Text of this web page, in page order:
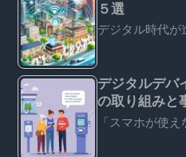
５選
デジタル時代
デジタルデバ
の取り組みと
「スマホが使